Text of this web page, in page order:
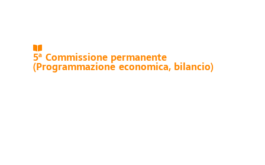
5ª Commissione permanente
(Programmazione economica, bilancio)